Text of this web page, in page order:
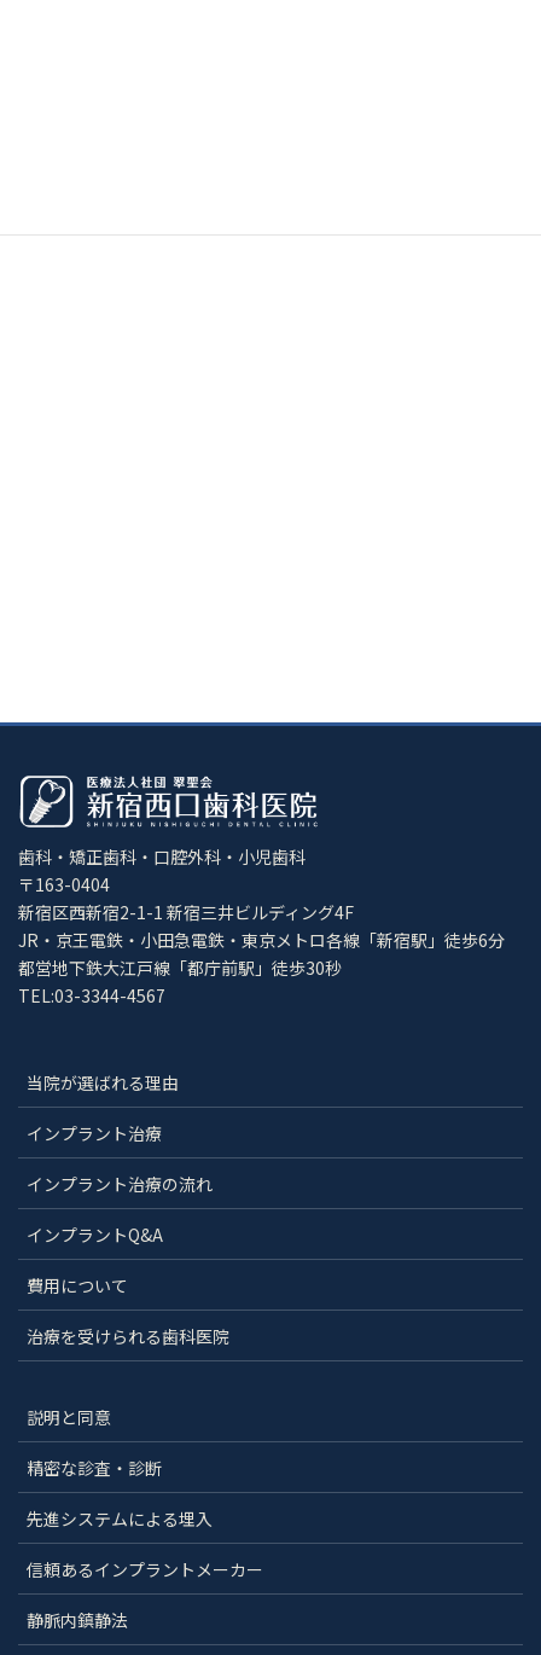
歯科・矯正歯科・口腔外科・小児歯科
〒163-0404
新宿区西新宿2-1-1 新宿三井ビルディング4F
JR・京王電鉄・小田急電鉄・東京メトロ各線「新宿駅」徒歩6分
都営地下鉄大江戸線「都庁前駅」徒歩30秒
TEL:03-3344-4567
当院が選ばれる理由
インプラント治療
インプラント治療の流れ
インプラントQ&A
費用について
治療を受けられる歯科医院
説明と同意
精密な診査・診断
先進システムによる埋入
信頼あるインプラントメーカー
静脈内鎮静法